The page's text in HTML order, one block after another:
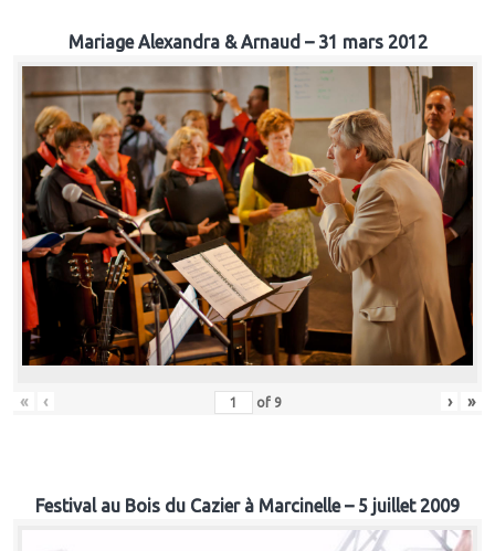
Mariage Alexandra & Arnaud – 31 mars 2012
« ‹ of 9 › »
Festival au Bois du Cazier à Marcinelle – 5 juillet 2009